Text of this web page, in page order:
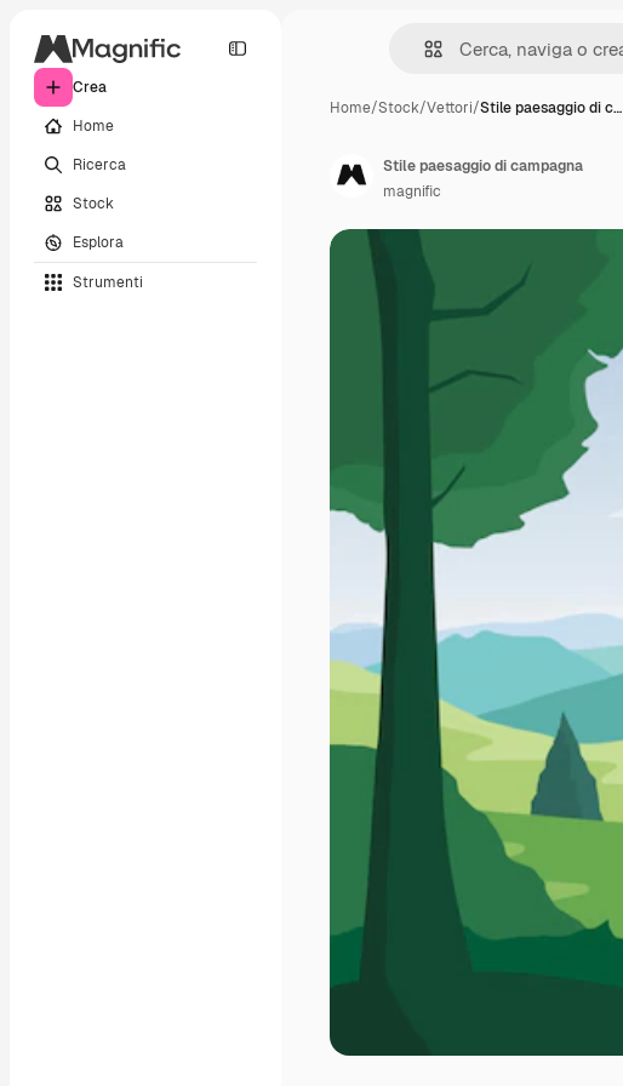
Crea
Home
Ricerca
Stock
Esplora
Strumenti
Home/Stock/Vettori/Stile paesaggio di c…
Stile paesaggio di campagna
magnific